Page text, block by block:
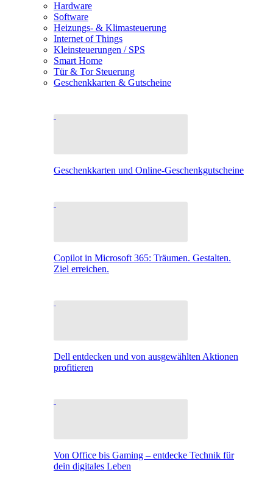
Hardware
Software
Heizungs- & Klimasteuerung
Internet of Things
Kleinsteuerungen / SPS
Smart Home
Tür & Tor Steuerung
Geschenkkarten & Gutscheine
Geschenkkarten und Online-Geschenkgutscheine
Copilot in Microsoft 365: Träumen. Gestalten.
Ziel erreichen.
Dell entdecken und von ausgewählten Aktionen
profitieren
Von Office bis Gaming – entdecke Technik für
dein digitales Leben